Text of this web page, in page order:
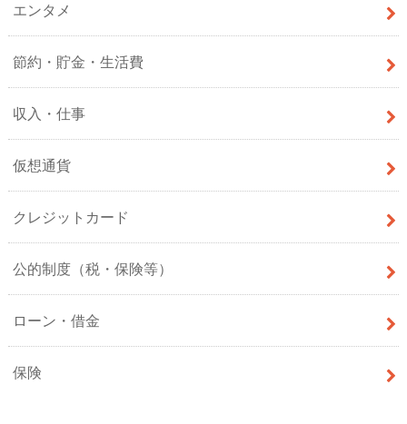
エンタメ
節約・貯金・生活費
収入・仕事
仮想通貨
クレジットカード
公的制度（税・保険等）
ローン・借金
保険